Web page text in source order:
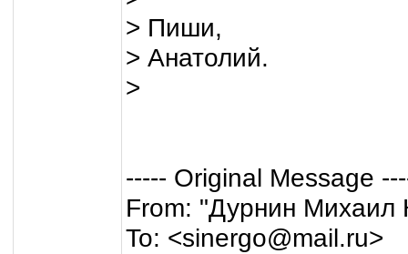
> Пиши,
> Анатолий.
>
----- Original Message
From: "Дурнин Михаил
To: <sinergo@mail.ru>